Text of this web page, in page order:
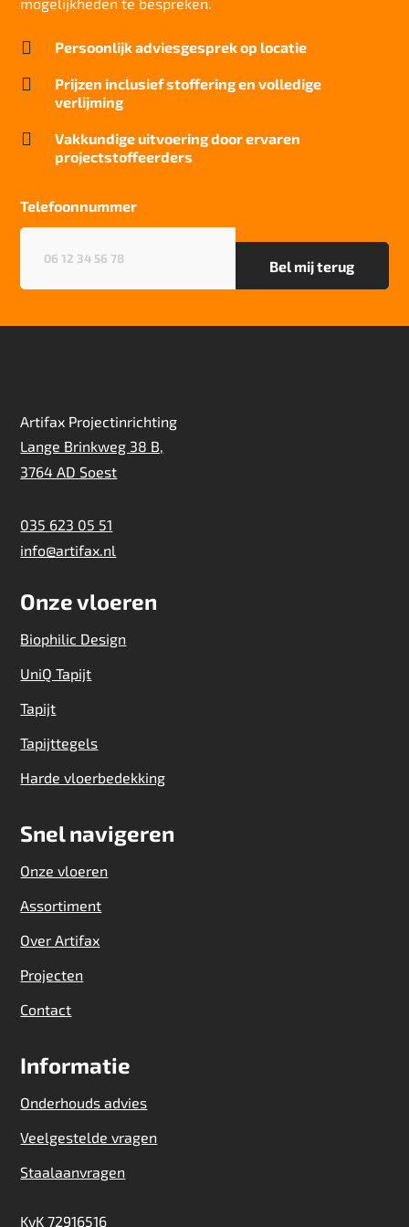
Bfl-S1
Kwaliteitslabel GUT
5CE3AAE2
Particulier gebruik
sterk
sterk
 Persoonlijk adviesgesprek op locatie

Prijzen inclusief stoffering en volledige
verlijming

Vakkundige uitvoering door ervaren
projectstoffeerders
Telefoonnummer
Artifax Projectinrichting
Lange Brinkweg 38 B,
3764 AD Soest
035 623 05 51
info@artifax.nl
Onze vloeren
Biophilic Design
UniQ Tapijt
Tapijt
Tapijttegels
Harde vloerbedekking
Snel navigeren
Onze vloeren
Assortiment
Over Artifax
Projecten
Contact
Informatie
Onderhouds advies
Veelgestelde vragen
Staalaanvragen
KvK 72916516